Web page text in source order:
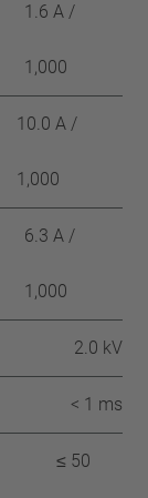
1.6 A /
1,000
10.0 A /
1,000
6.3 A /
1,000
2.0 kV
< 1 ms
≤ 50